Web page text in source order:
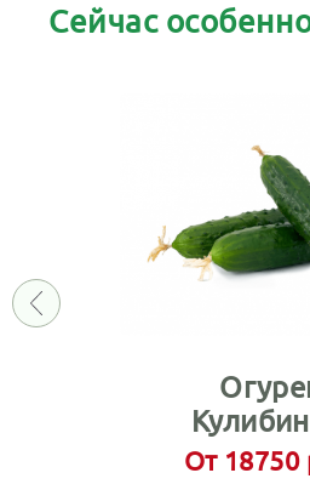
Сейчас
От 18750